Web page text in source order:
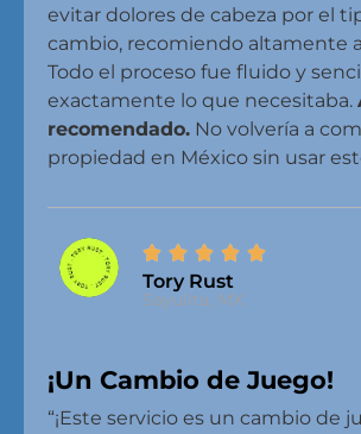
evitar dolores de cabeza por el
cambio, recomiendo altamente
Todo el proceso fue fluido y
exactamente lo que necesitaba.
recomendado. No volvería a
propiedad en México sin usar
Tory Rust
Sayulita, MX
¡Un Cambio de Juego!
“¡Este servicio es un cambio de